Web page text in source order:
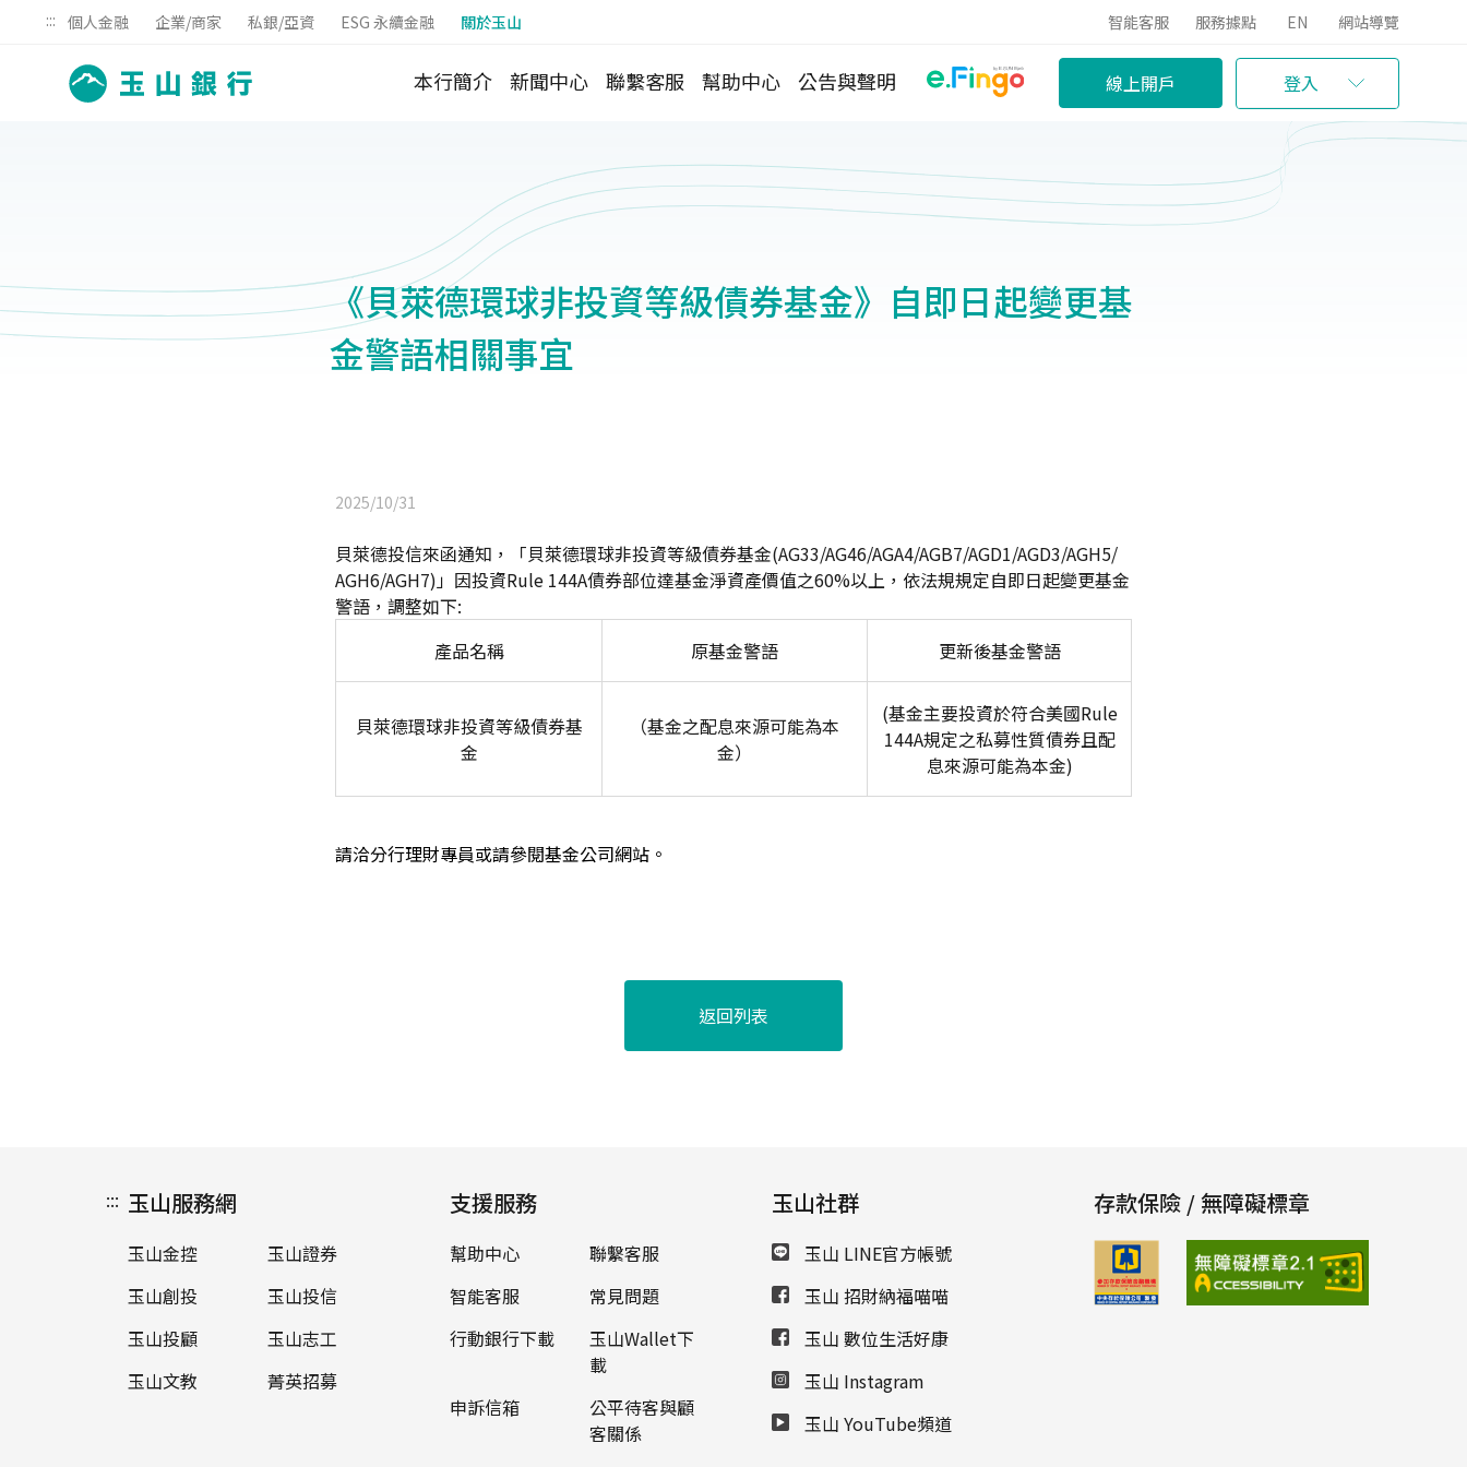
::: 個人金融 企業/商家 私銀/亞資 ESG 永續金融 關於玉山 智能客服 服務據點 EN 網站導覽
本行簡介 新聞中心 聯繫客服 幫助中心 公告與聲明 線上開戶 登入
《貝萊德環球非投資等級債券基金》自即日起變更基
金警語相關事宜
2025/10/31
貝萊德投信來函通知，「貝萊德環球非投資等級債券基金(AG33/AG46/AGA4/AGB7/AGD1/AGD3/AGH5/
AGH6/AGH7)」因投資Rule 144A債券部位達基金淨資產價值之60%以上，依法規規定自即日起變更基金
警語，調整如下:
產品名稱
原基金警語 更新後基金警語
貝萊德環球非投資等級債券基
金
（基金之配息來源可能為本
金）
(基金主要投資於符合美國Rule
144A規定之私募性質債券且配
息來源可能為本金)
請洽分行理財專員或請參閱基金公司網站。
返回列表
::: 玉山服務網
玉山金控
玉山證券
玉山創投
玉山投信
玉山投顧
玉山志工
玉山文教
菁英招募
支援服務
幫助中心
聯繫客服
智能客服
常見問題
行動銀行下載
玉山Wallet下
載
申訴信箱
公平待客與顧
客關係
玉山社群
玉山 LINE官方帳號
玉山 招財納福喵喵
玉山 數位生活好康
玉山 Instagram
玉山 YouTube頻道
存款保險 / 無障礙標章